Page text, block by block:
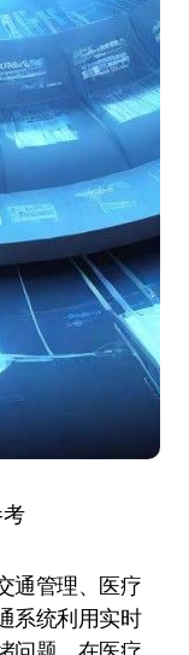
通管理、医疗
系统利用实时